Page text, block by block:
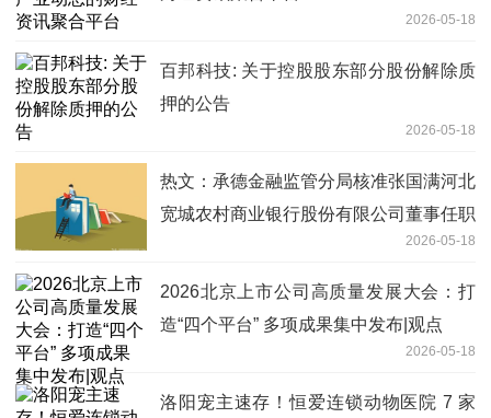
2026-05-18
百邦科技: 关于控股股东部分股份解除质
押的公告
2026-05-18
热文：承德金融监管分局核准张国满河北
宽城农村商业银行股份有限公司董事任职
2026-05-18
2026北京上市公司高质量发展大会：打
造“四个平台” 多项成果集中发布|观点
2026-05-18
洛阳宠主速存！恒爱连锁动物医院 7 家